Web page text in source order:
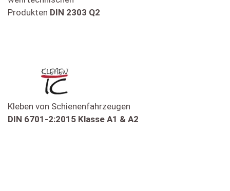
Produkten DIN 2303 Q2
Kleben von Schienenfahrzeugen
DIN 6701-2:2015 Klasse A1 & A2